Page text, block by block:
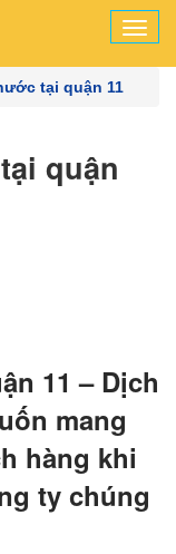
tại quận 11
quận
11 – Dịch
mang
hàng khi
ty chúng